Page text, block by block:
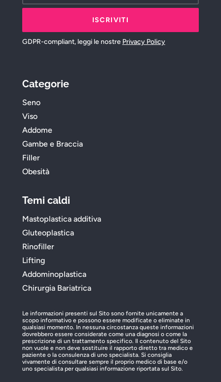
ISCRIVITI
GDPR-compliant, leggi le nostre Privacy Policy
Categorie
Seno
Viso
Addome
Gambe e Braccia
Filler
Obesità
Temi caldi
Mastoplastica additiva
Gluteoplastica
Rinofiller
Lifting
Addominoplastica
Chirurgia Bariatrica
Le informazioni presenti sul Sito sono fornite unicamente a
scopo informativo e possono essere modificate o eliminate in
qualsiasi momento. In nessuna circostanza queste informazioni
dovrebbero essere considerate come una diagnosi o come la
prescrizione di un trattamento specifico. Il contenuto del Sito
non vuole e non deve sostituire il rapporto diretto tra medico e
paziente o la consulenza di uno specialista. Si consiglia
vivamente di consultare sempre il proprio medico di base e/o
uno specialista per qualsiasi informazione riportata sul Sito.